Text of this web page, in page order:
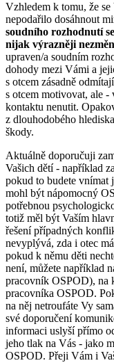
Vzhledem k tomu, že se
nepodařilo dosáhnout
soudního rozhodnutí
nijak výrazněji
upraven/a soudním
dohody mezi Vámi a
s otcem zásadně
s otcem motivovat, ale -
kontaktu nenutit.
z dlouhodobého
škody.
Aktuálně doporučuji
Vašich dětí - například
pokud to budete vnímat
mohl být nápomocný
potřebnou
totiž měl být Vaším
řešení případných
nevyplývá, zda i otec
pokud k němu děti
není, můžete například
pracovník OSPOD), na
pracovníka OSPOD.
na něj netroufáte Vy
své doporučení
informaci uslyší přímo
jeho tlak na Vás - jako
OSPOD. Přeji Vám i